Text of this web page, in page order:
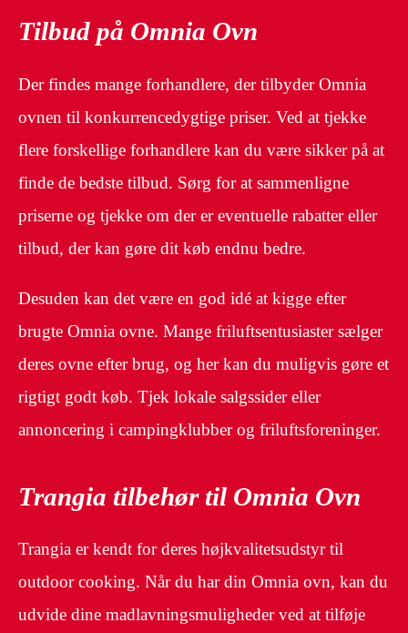
Tilbud på Omnia Ovn
Der findes mange forhandlere, der tilbyder Omnia
ovnen til konkurrencedygtige priser. Ved at tjekke
flere forskellige forhandlere kan du være sikker på at
finde de bedste tilbud. Sørg for at sammenligne
priserne og tjekke om der er eventuelle rabatter eller
tilbud, der kan gøre dit køb endnu bedre.
Desuden kan det være en god idé at kigge efter
brugte Omnia ovne. Mange friluftsentusiaster sælger
deres ovne efter brug, og her kan du muligvis gøre et
rigtigt godt køb. Tjek lokale salgssider eller
annoncering i campingklubber og friluftsforeninger.
Trangia tilbehør til Omnia Ovn
Trangia er kendt for deres højkvalitetsudstyr til
outdoor cooking. Når du har din Omnia ovn, kan du
udvide dine madlavningsmuligheder ved at tilføje